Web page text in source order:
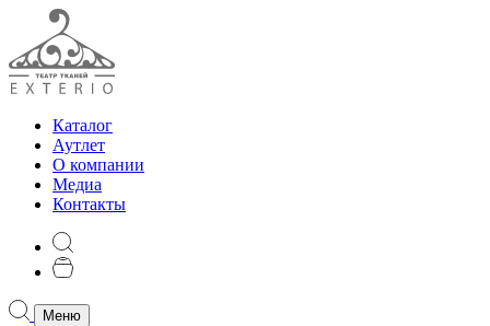
Каталог
Аутлет
О компании
Медиа
Контакты
Меню